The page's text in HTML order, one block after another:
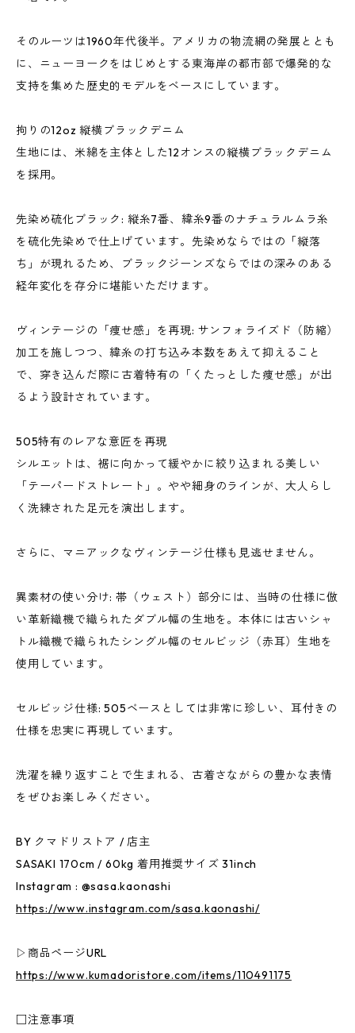
そのルーツは1960年代後半。アメリカの物流網の発展ととも
に、ニューヨークをはじめとする東海岸の都市部で爆発的な
支持を集めた歴史的モデルをベースにしています。
拘りの12oz 縦横ブラックデニム
生地には、米綿を主体とした12オンスの縦横ブラックデニム
を採用。
先染め硫化ブラック: 縦糸7番、緯糸9番のナチュラルムラ糸
を硫化先染めで仕上げています。先染めならではの「縦落
ち」が現れるため、ブラックジーンズならではの深みのある
経年変化を存分に堪能いただけます。
ヴィンテージの「痩せ感」を再現: サンフォライズド（防縮）
加工を施しつつ、緯糸の打ち込み本数をあえて抑えること
で、穿き込んだ際に古着特有の「くたっとした痩せ感」が出
るよう設計されています。
505特有のレアな意匠を再現
シルエットは、裾に向かって緩やかに絞り込まれる美しい
「テーパードストレート」。やや細身のラインが、大人らし
く洗練された足元を演出します。
さらに、マニアックなヴィンテージ仕様も見逃せません。
異素材の使い分け: 帯（ウェスト）部分には、当時の仕様に倣
い革新織機で織られたダブル幅の生地を。本体には古いシャ
トル織機で織られたシングル幅のセルビッジ（赤耳）生地を
使用しています。
セルビッジ仕様: 505ベースとしては非常に珍しい、耳付きの
仕様を忠実に再現しています。
洗濯を繰り返すことで生まれる、古着さながらの豊かな表情
をぜひお楽しみください。
BY クマドリストア / 店主
SASAKI 170cm / 60kg 着用推奨サイズ 31inch
Instagram : @sasa.kaonashi
https://www.instagram.com/sasa.kaonashi/
▷商品ページURL
https://www.kumadoristore.com/items/110491175
□注意事項